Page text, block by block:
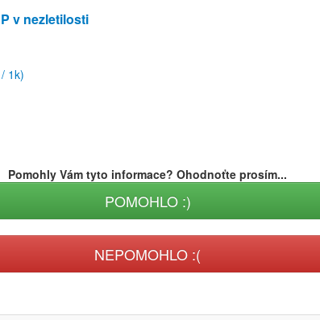
v nezletilosti
1k)
Pomohly Vám tyto informace? Ohodnoťte prosím...
POMOHLO :)
NEPOMOHLO :(